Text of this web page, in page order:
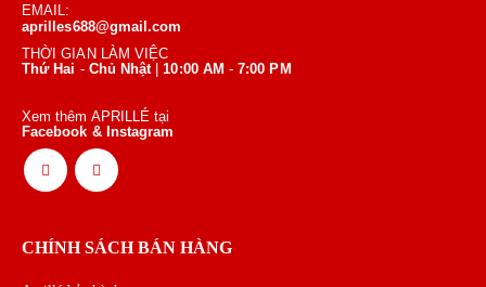
EMAIL:
aprilles688@gmail.com
THỜI GIAN LÀM VIỆC
Thứ Hai -Chủ Nhật |10:00 AM - 7:00 PM
Xem thêm APRILLÉ tại
Facebook & Instagram
CHÍNH SÁCH BÁN HÀNG